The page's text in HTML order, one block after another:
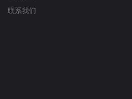
联系我们